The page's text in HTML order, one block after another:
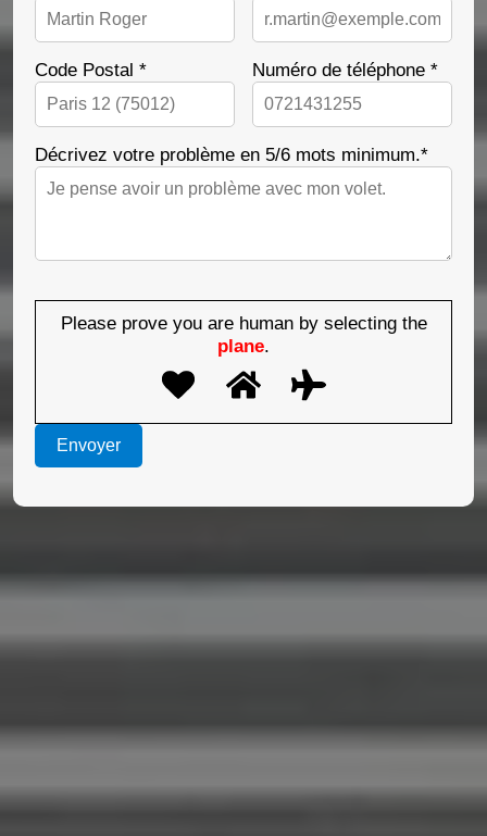
Code Postal * Numéro de téléphone *
Décrivez votre problème en 5/6 mots minimum.*
Please prove you are human by selecting the
plane.